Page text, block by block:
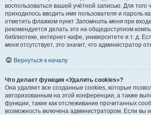
воспользоваться вашей учётной записью. Для того
приходилось вводить имя пользователя и пароль
отметить флажком пункт Запомнить меня при
рекомендуется делать это на общедоступном
библиотеке, интернет-кафе, университете и т. д.
меня отсутствует, это значит, что администратор
Вернуться к началу
Что делает функция «Удалить cookies»?
Она удаляет все созданные cookies, которые
авторизованным на этой конференции, а также
функции, такие как отслеживание прочитанных
возможность включена администратором. Если вы